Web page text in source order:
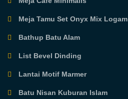
Meja Tamu Set Onyx Mix Logam
Bathup Batu Alam
List Bevel Dinding
Lantai Motif Marmer
Batu Nisan Kuburan Islam